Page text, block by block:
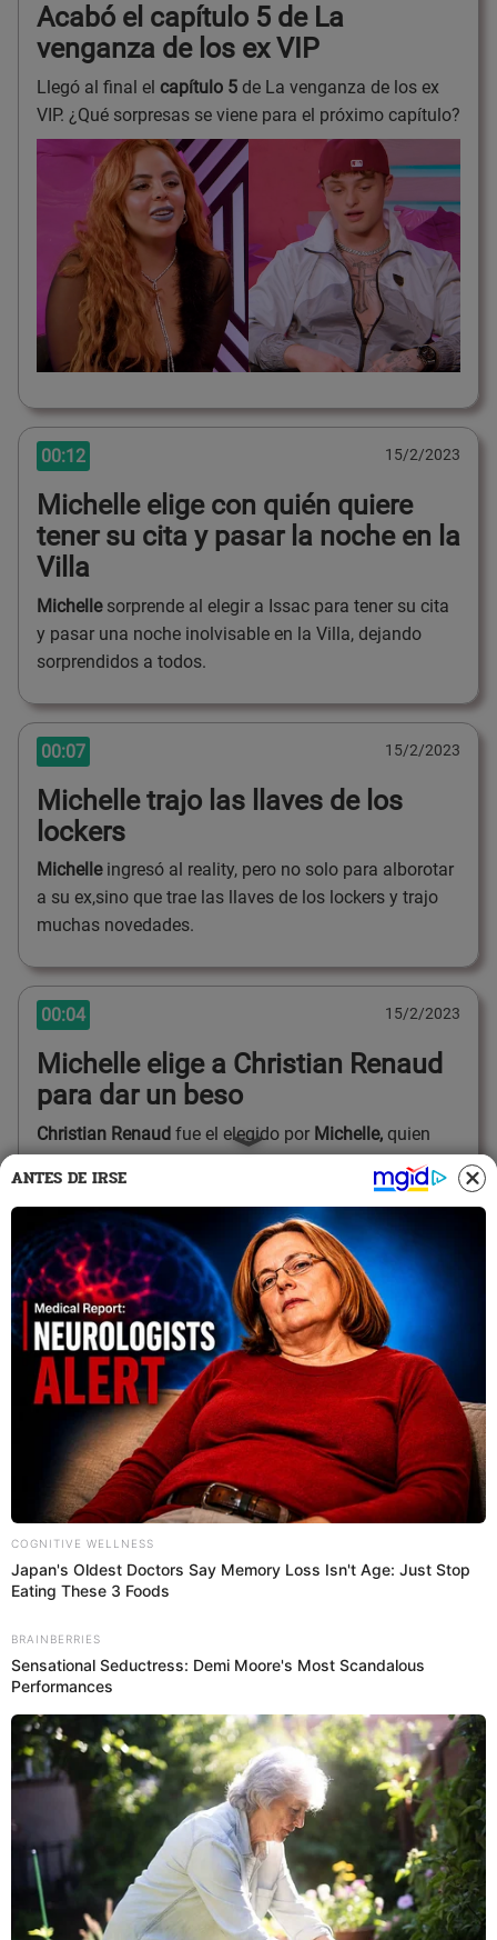
Acabó el capítulo 5 de La
venganza de los ex VIP
Llegó al final el capítulo 5 de La venganza de los ex
VIP. ¿Qué sorpresas se viene para el próximo capítulo?
00:12 15/2/2023
Michelle elige con quién quiere
tener su cita y pasar la noche en la
Villa
Michellesorprende al elegir a Issac para tener su cita
y pasar una noche inolvisable en la Villa, dejando
sorprendidos a todos.
00:07 15/2/2023
Michelle trajo las llaves de los
lockers
Michelle ingresó al reality, pero no solo para alborotar
a su ex,sino que trae las llaves de los lockers y trajo
muchas novedades.
00:04 15/2/2023
Michelle elige a Christian Renaud
para dar un beso
Christian Renaud fue el elegido por Michelle, quien
aseguró que lo conoce de tiempo. Andrés dice que
acaba de llegar a 'destrozar' y los demás compañeros
también reaccionan.
00:02 15/2/2023
Michelle Lando ingresa al reality
Michelle Lando causa sensación al pisar el reality y
ver a su ex Rafael Delgado. La Divaza advierte que
ella vendrá a causar alboroto. Vale resaltar que ella es
tiktoker paraguaya y tiene un parecido abismal a
Danna Paola.
15/2/2023
Rafael Delgado se da cuenta que
su ex Michelle es el tiburón
Rafael Delgado salta al ver que Michelle, su expareja,
ANTES DE IRSE